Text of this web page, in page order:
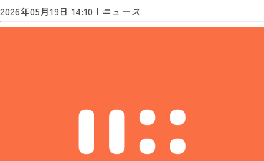
2026年05月19日 14:10 | ニュース